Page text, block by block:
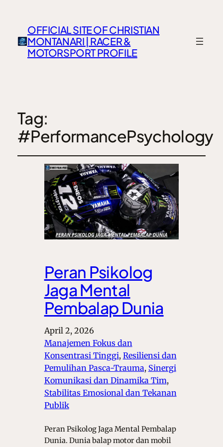
OFFICIAL SITE OF CHRISTIAN
MONTANARI | RACER &
MOTORSPORT PROFILE
Tag:
#PerformancePsychology
Peran Psikolog
Jaga Mental
Pembalap Dunia
April 2, 2026
Manajemen Fokus dan
Konsentrasi Tinggi, Resiliensi dan
Pemulihan Pasca-Trauma, Sinergi
Komunikasi dan Dinamika Tim ,
Stabilitas Emosional dan Tekanan
Publik
Peran Psikolog Jaga Mental Pembalap
Dunia. Dunia balap motor dan mobil